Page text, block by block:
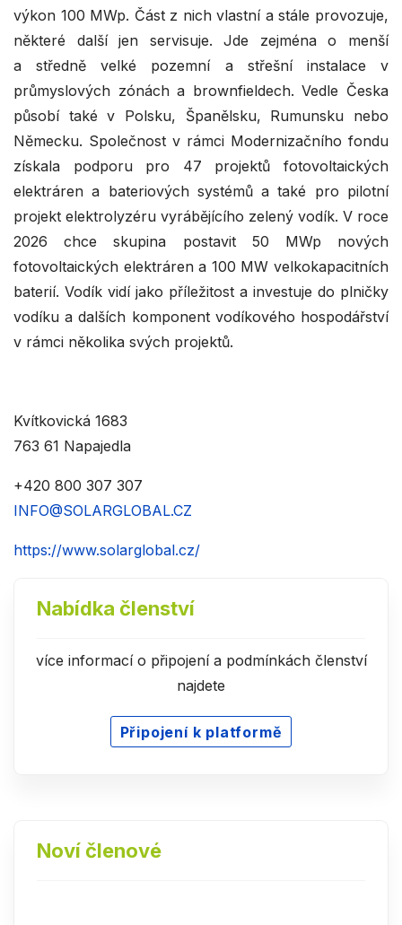
výkon 100 MWp. Část z nich vlastní a stále provozuje,
některé další jen servisuje. Jde zejména o menší
a středně velké pozemní a střešní instalace v
průmyslových zónách a brownfieldech. Vedle Česka
působí také v Polsku, Španělsku, Rumunsku nebo
Německu. Společnost v rámci Modernizačního fondu
získala podporu pro 47 projektů fotovoltaických
elektráren a bateriových systémů a také pro pilotní
projekt elektrolyzéru vyrábějícího zelený vodík. V roce
2026 chce skupina postavit 50 MWp nových
fotovoltaických elektráren a 100 MW velkokapacitních
baterií. Vodík vidí jako příležitost a investuje do plničky
vodíku a dalších komponent vodíkového hospodářství
v rámci několika svých projektů.
Kvítkovická 1683
763 61 Napajedla
+420 800 307 307
INFO@SOLARGLOBAL.CZ
https://www.solarglobal.cz/
Nabídka členství
více informací o připojení a podmínkách členství
najdete
Připojení k platformě
Noví členové